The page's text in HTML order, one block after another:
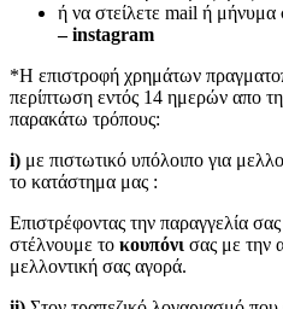
ή να στείλετε mail ή μήνυμα
– instagram
*Η επιστροφή χρημάτων
περίπτωση εντός 14 ημερών απο
παρακάτω τρόπους:
i) με πιστωτικό υπόλοιπο για
το κατάστημα μας :
Επιστρέφοντας την παραγγελία σας
στέλνουμε το κουπόνι σας με την
μελλοντική σας αγορά.